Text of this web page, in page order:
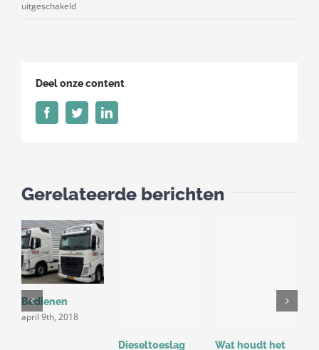
uitgeschakeldvoor
Deel onze content
FacebookTwitterLinkedIn
Gerelateerde berichten
Bedienen
april 9th, 2018
Dieseltoeslag
Wat houdt het